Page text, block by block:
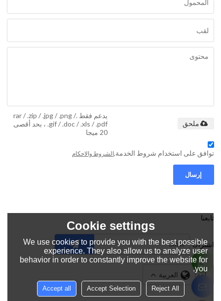
يدعم فقط .rar / .zip / .jpg / .png /
.gif / .doc / .xls / .pdf ، بحد أقصى
20 ميجا
ملحق
توافق على استخدام شروط الخدمة,الشروط والاحكام
إرسال
تابعنا
اشتراك
لغة: العربية
Cookie settings
We use cookies to provide you with the best possible
experience. They also allow us to analyze user
behavior in order to constantly improve the website for
you.
Reject All
Accept Selection
Accept all